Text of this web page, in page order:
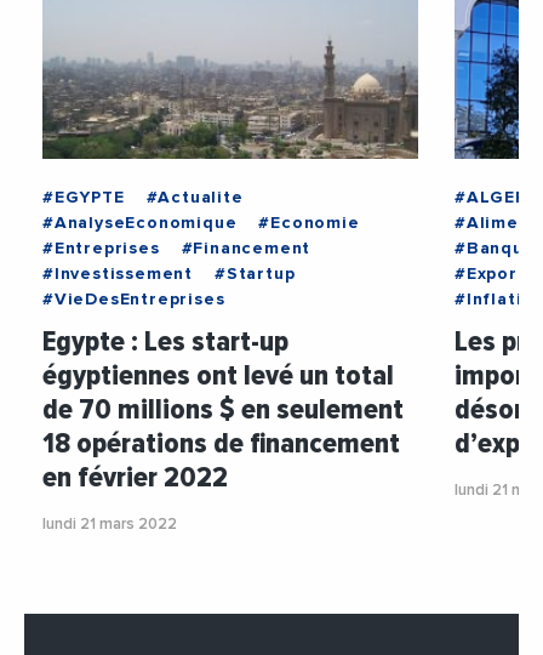
#EGYPTE
#Actualite
#AnalyseEconomique
#Economie
#Entreprises
#Financement
#Investissement
#Startup
#VieDesEntreprises
Egypte : Les start-up
égyptiennes ont levé un total
de 70 millions $ en seulement
18 opérations de financement
en février 2022
lundi 21 mars 2022
#ALGERIE
#Banque
#Inflation
Les
lundi 21